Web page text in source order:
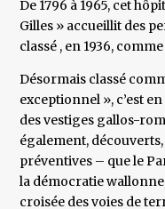
De 1796 à 1965, cet
Gilles » accueillit des
classé , en 1936,
Désormais classé
exceptionnel », c’est
des vestiges gallos-
également,
préventives – que le
la démocratie
croisée des voies de